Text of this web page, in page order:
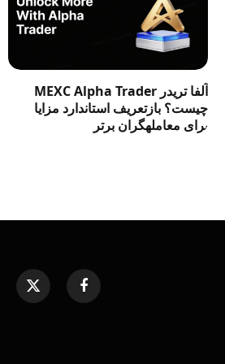
آلفا تریدر MEXC Alpha Trader
چیست؟ بازتعریف استاندارد مزایا
برای معاملهگران برتر
Facebook
X
(Twitter)